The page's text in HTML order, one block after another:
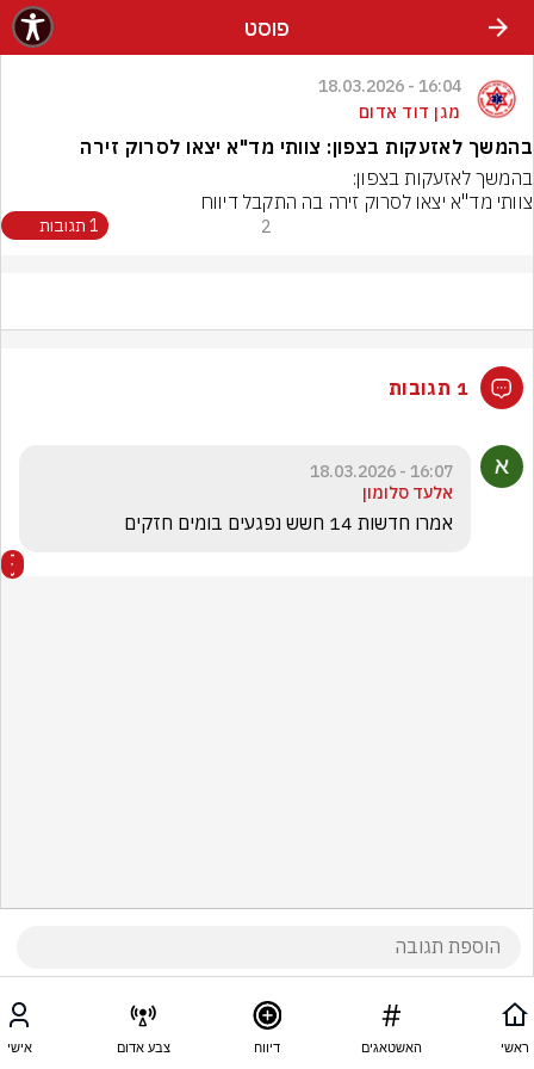
פוסט
16:04 - 18.03.2026
מגן דוד אדום
בהמשך לאזעקות בצפון: צוותי מד"א יצאו לסרוק זירה
צוותי מד"א יצאו לסרוק זירה בה התקבל דיווח
2 1 תגובות
1 תגובות
16:07 - 18.03.2026
אלעד סלומון
אמרו חדשות 14 חשש נפגעים בומים חזקים
ראשי האשטאגים דיווח צבע אדום אישי